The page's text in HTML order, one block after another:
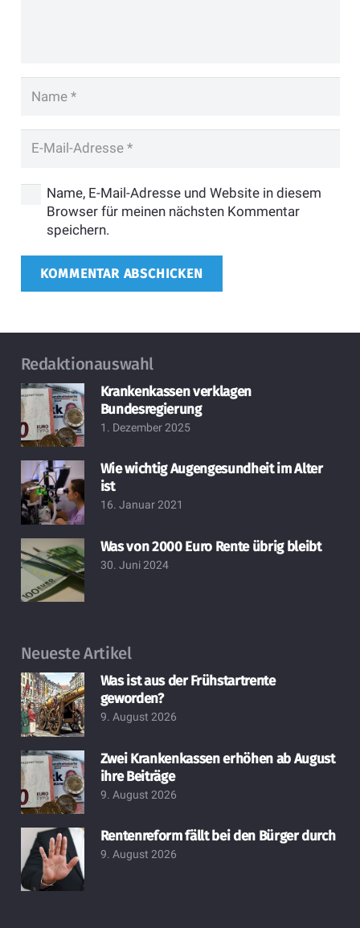
Name, E-Mail-Adresse und Website in diesem
Browser für meinen nächsten Kommentar
speichern.
KOMMENTAR ABSCHICKEN
Redaktionauswahl
Krankenkassen verklagen
Bundesregierung
1. Dezember 2025
Wie wichtig Augengesundheit im Alter
ist
16. Januar 2021
Was von 2000 Euro Rente übrig bleibt
30. Juni 2024
Neueste Artikel
Was ist aus der Frühstartrente
geworden?
9. August 2026
Zwei Krankenkassen erhöhen ab August
ihre Beiträge
9. August 2026
Rentenreform fällt bei den Bürger durch
9. August 2026